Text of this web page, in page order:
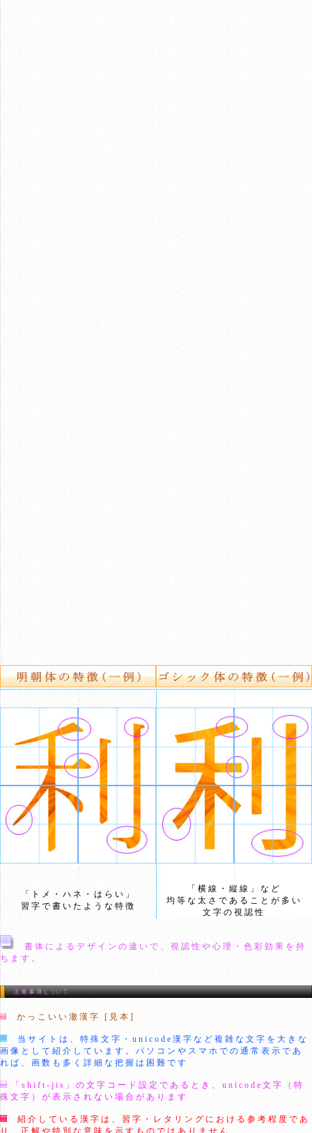
「トメ・ハネ・はらい」
習字で書いたような特徴
「横線・縦線」など
均等な太さであることが多い
文字の視認性
書体によるデザインの違いで、視認性や心理・色彩効果を持
ちます。
かっこいい澈漢字 [見本]
当サイトは、特殊文字・unicode漢字など複雑な文字を大きな
画像として紹介しています。パソコンやスマホでの通常表示であ
れば、画数も多く詳細な把握は困難です
「shift-jis」の文字コード設定であるとき、unicode文字（特
殊文字）が表示されない場合があります
紹介している漢字は、習字・レタリングにおける参考程度であ
り、正解や特別な意味を示すものではありません